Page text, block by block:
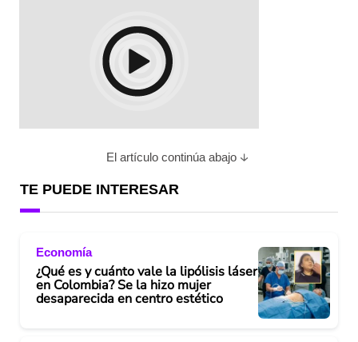
El artículo continúa abajo
TE PUEDE INTERESAR
Economía
¿Qué es y cuánto vale la lipólisis láser
en Colombia? Se la hizo mujer
desaparecida en centro estético